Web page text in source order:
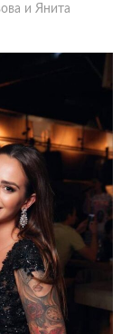
и Янита